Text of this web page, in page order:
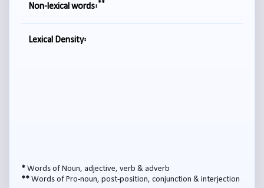
Non-lexical words:**
Lexical Density:
* Words of Noun, adjective, verb & adverb
** Words of Pro-noun, post-position, conjunction & interjection